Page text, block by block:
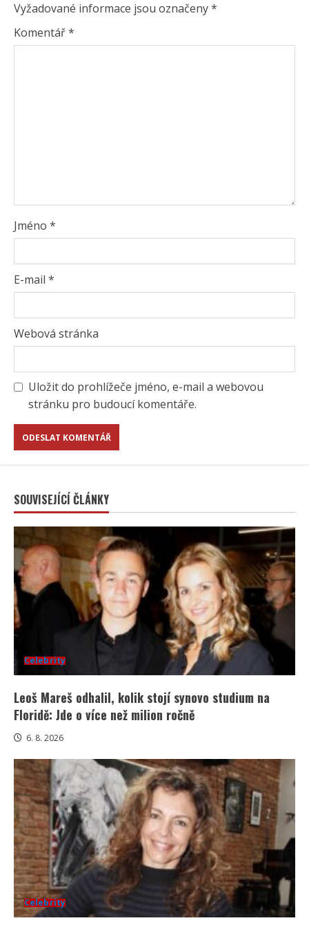
Vyžadované informace jsou označeny*
Komentář*
Jméno *
E-mail *
Webová stránka
Uložit do prohlížeče jméno, e-mail a webovou
stránku pro budoucí komentáře.
SOUVISEJÍCÍ ČLÁNKY
Celebrity
Leoš Mareš odhalil, kolik stojí synovo studium na
Floridě: Jde o více než milion ročně
6. 8. 2026
Celebrity